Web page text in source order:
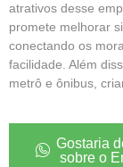
atrativos desse
promete melhorar
conectando os
facilidade. Além
metrô e ônibus,
Gostaria
sobre o